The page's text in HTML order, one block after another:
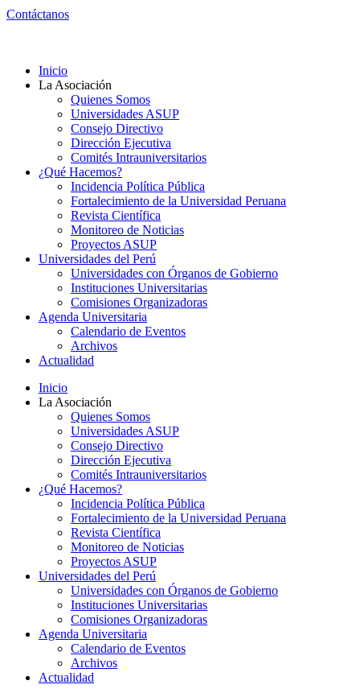
Contáctanos
Inicio
La Asociación
Quienes Somos
Universidades ASUP
Consejo Directivo
Dirección Ejecutiva
Comités Intrauniversitarios
¿Qué Hacemos?
Incidencia Política Pública
Fortalecimiento de la Universidad Peruana
Revista Científica
Monitoreo de Noticias
Proyectos ASUP
Universidades del Perú
Universidades con Órganos de Gobierno
Instituciones Universitarias
Comisiones Organizadoras
Agenda Universitaria
Calendario de Eventos
Archivos
Actualidad
Inicio
La Asociación
Quienes Somos
Universidades ASUP
Consejo Directivo
Dirección Ejecutiva
Comités Intrauniversitarios
¿Qué Hacemos?
Incidencia Política Pública
Fortalecimiento de la Universidad Peruana
Revista Científica
Monitoreo de Noticias
Proyectos ASUP
Universidades del Perú
Universidades con Órganos de Gobierno
Instituciones Universitarias
Comisiones Organizadoras
Agenda Universitaria
Calendario de Eventos
Archivos
Actualidad